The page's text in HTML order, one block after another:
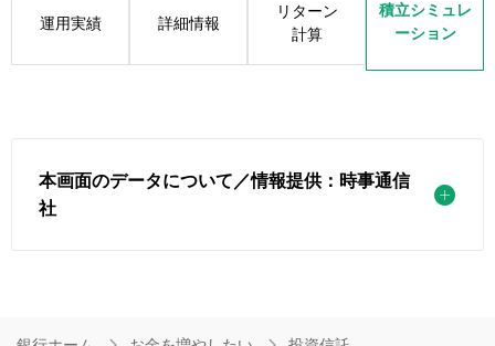
運用実績 詳細情報
リターン
計算
積立シミュレ
ーション
本画面のデータについて／情報提供：時事通信
社